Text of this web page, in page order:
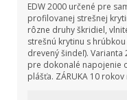
EDW 2000 určené pre
profilovanej strešnej
rôzne druhy škridiel,
strešnú krytinu s
drevený šindeľ).
pre dokonalé napojenie
plášťa. ZÁRUKA 10